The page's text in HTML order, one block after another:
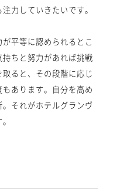
力していきたいです。
平等に認められるとこ
ちと努力があれば挑戦
ると、その段階に応じ
あります。自分を高め
それがホテルグランヴ